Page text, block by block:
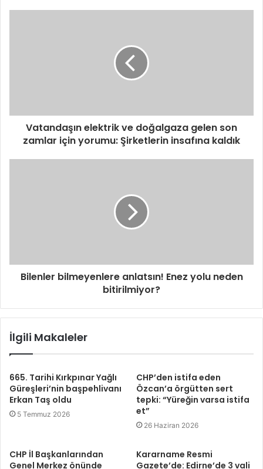
Vatandaşın elektrik ve doğalgaza gelen son
zamlar için yorumu: Şirketlerin insafına kaldık
Bilenler bilmeyenlere anlatsın! Enez yolu neden
bitirilmiyor?
İlgili Makaleler
665. Tarihi Kırkpınar Yağlı
Güreşleri’nin başpehlivanı
Erkan Taş oldu
5 Temmuz 2026
CHP’den istifa eden
Özcan’a örgütten sert
tepki: “Yüreğin varsa istifa
et”
26 Haziran 2026
CHP İl Başkanlarından
Genel Merkez önünde
Kararname Resmi
Gazete’de: Edirne’de 3 vali